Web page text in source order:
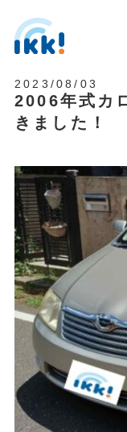
2023/08/03
2006年式カ
きました！